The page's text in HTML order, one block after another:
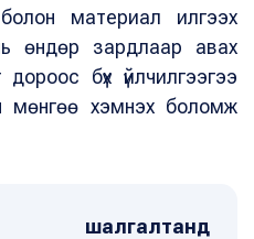
материал илгээх
өндөр зардлаар авах
бүх үйлчилгээгээ
мөнгөө хэмнэх боломж